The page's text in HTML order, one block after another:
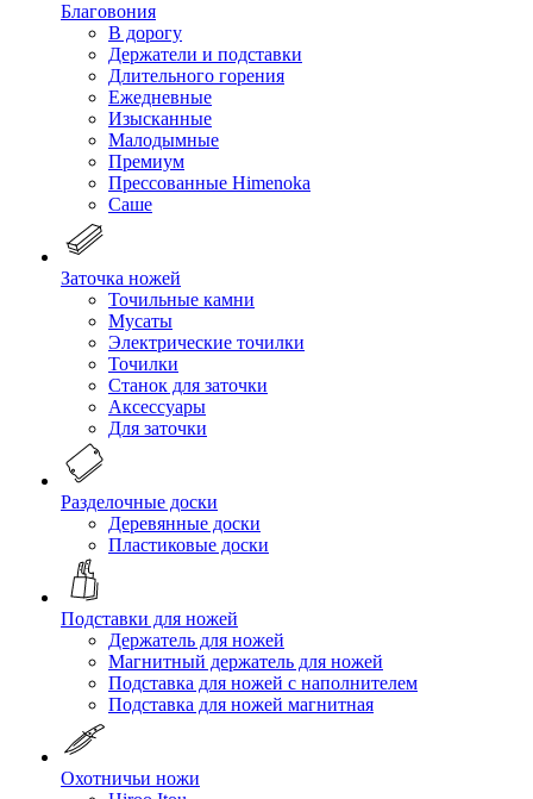
Благовония
В дорогу
Держатели и подставки
Длительного горения
Ежедневные
Изысканные
Малодымные
Премиум
Прессованные Himenoka
Саше
Заточка ножей
Точильные камни
Мусаты
Электрические точилки
Точилки
Станок для заточки
Аксессуары
Для заточки
Разделочные доски
Деревянные доски
Пластиковые доски
Подставки для ножей
Держатель для ножей
Магнитный держатель для ножей
Подставка для ножей с наполнителем
Подставка для ножей магнитная
Охотничьи ножи